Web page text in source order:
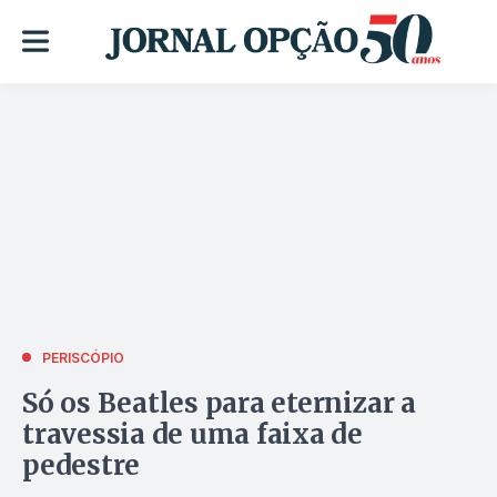
PERISCÓPIO
Só os Beatles para eternizar a
travessia de uma faixa de
pedestre